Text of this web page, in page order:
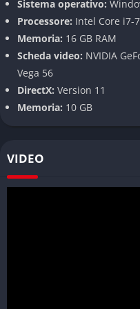
Combattimento
Il combattimento introduce
potenza delle mosse.
strategici, pur restando
Modalità di gioco
Esplorazione e missioni
Il gameplay ruota attorno
includono storia principale e
Sistema operativo:
Processore: Intel Core i7-
Memoria: 16 GB RAM
Scheda video: NVIDIA
Vega 56
DirectX: Version 11
Memoria: 10 GB
VIDEO